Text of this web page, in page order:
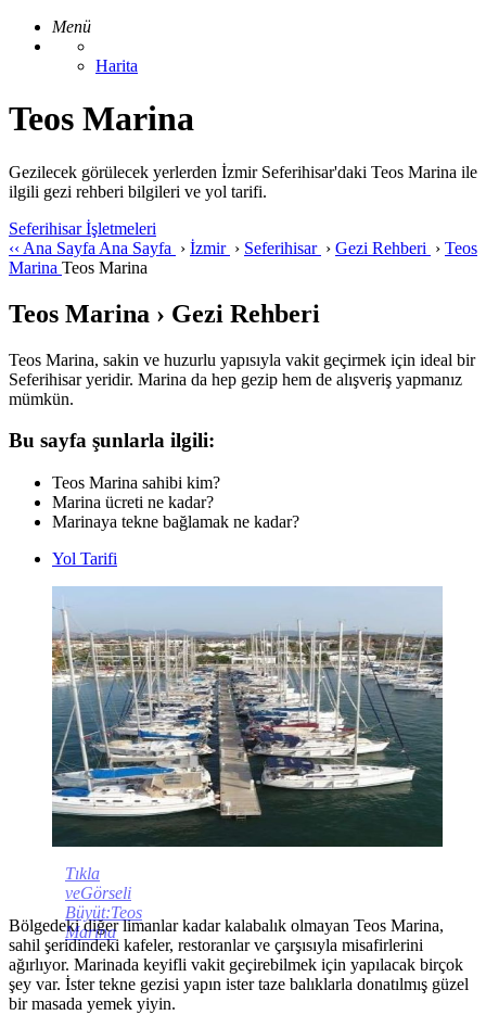
Menü
Harita
Teos Marina
Gezilecek görülecek yerlerden İzmir Seferihisar'daki Teos Marina ile
ilgili gezi rehberi bilgileri ve yol tarifi.
Seferihisar İşletmeleri
‹‹ Ana Sayfa Ana Sayfa › İzmir › Seferihisar › Gezi Rehberi › Teos
Marina Teos Marina
Teos Marina › Gezi Rehberi
Teos Marina, sakin ve huzurlu yapısıyla vakit geçirmek için ideal bir
Seferihisar yeridir. Marina da hep gezip hem de alışveriş yapmanız
mümkün.
Bu sayfa şunlarla ilgili:
Teos Marina sahibi kim?
Marina ücreti ne kadar?
Marinaya tekne bağlamak ne kadar?
Yol Tarifi
Tıkla
veGörseli
Büyüt:Teos
Marina
Bölgedeki diğer limanlar kadar kalabalık olmayan Teos Marina,
sahil şeridindeki kafeler, restoranlar ve çarşısıyla misafirlerini
ağırlıyor. Marinada keyifli vakit geçirebilmek için yapılacak birçok
şey var. İster tekne gezisi yapın ister taze balıklarla donatılmış güzel
bir masada yemek yiyin.